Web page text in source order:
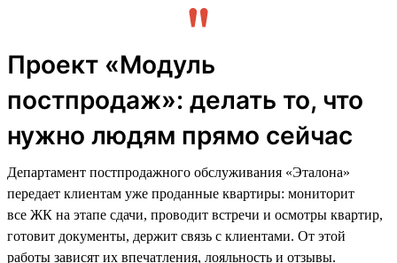
Проект «Модуль
постпродаж»: делать то, что
нужно людям прямо сейчас
Департамент постпродажного обслуживания «Эталона»
передает клиентам уже проданные квартиры: мониторит
все ЖК на этапе сдачи, проводит встречи и осмотры квартир,
готовит документы, держит связь с клиентами. От этой
работы зависят их впечатления, лояльность и отзывы.